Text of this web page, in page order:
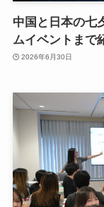
中国と日本の七
ムイベントまで
2026年6月30日